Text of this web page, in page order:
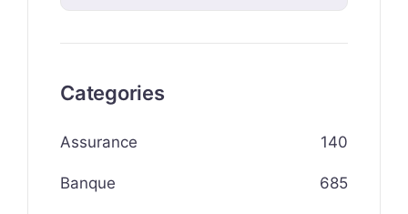
Categories
Assurance 140
Banque 685